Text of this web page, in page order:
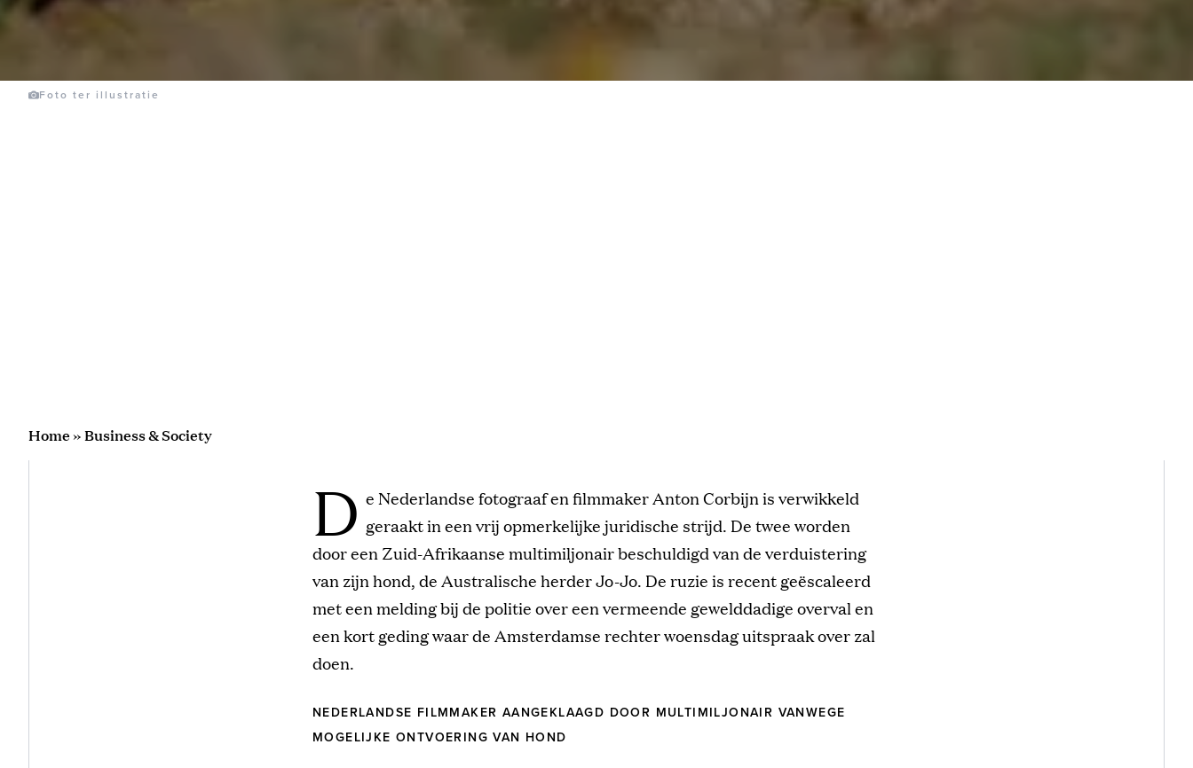
Foto ter illustratie
Home»Business & Society
D e Nederlandse fotograaf en filmmaker Anton Corbijn is verwikkeld
geraakt in een vrij opmerkelijke juridische strijd. De twee worden
door een Zuid-Afrikaanse multimiljonair beschuldigd van de verduistering
van zijn hond, de Australische herder Jo-Jo. De ruzie is recent geëscaleerd
met een melding bij de politie over een vermeende gewelddadige overval en
een kort geding waar de Amsterdamse rechter woensdag uitspraak over zal
doen.
NEDERLANDSE FILMMAKER AANGEKLAAGD DOOR MULTIMILJONAIR VANWEGE
MOGELIJKE ONTVOERING VAN HOND